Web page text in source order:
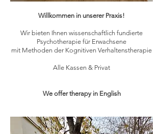
Willkommen in unserer Praxis!
Wir bieten Ihnen wissenschaftlich fundierte
Psychotherapie für Erwachsene
mit Methoden der Kognitiven Verhaltenstherapie
Alle Kassen & Privat
We offer therapy in English